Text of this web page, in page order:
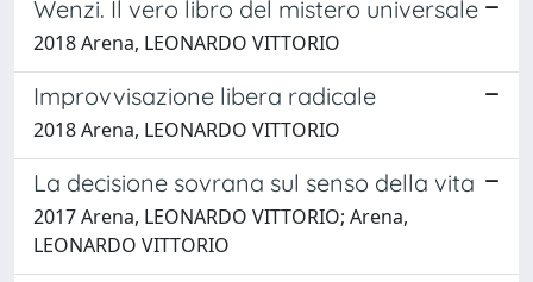
Wenzi. Il vero libro del mistero universale
2018 Arena, LEONARDO VITTORIO
Improvvisazione libera radicale
2018 Arena, LEONARDO VITTORIO
La decisione sovrana sul senso della vita
2017 Arena, LEONARDO VITTORIO; Arena,
LEONARDO VITTORIO